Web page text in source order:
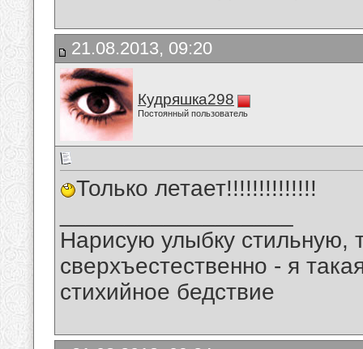
21.08.2013, 09:20
Кудряшка298
Постоянный пользователь
Только летает!!!!!!!!!!!!!!
Нарисую улыбку стильную,
сверхъестественно - я
стихийное бедствие